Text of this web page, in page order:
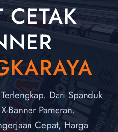
CETAK
Dari Spanduk
Banner Pameran.
Cepat, Harga